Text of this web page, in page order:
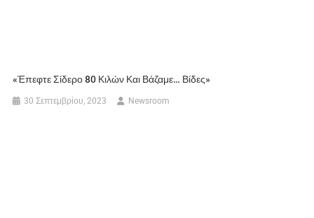
«Έπεφτε Σίδερο 80 Κιλών Και Βάζαμε… Βίδες»
30 Σεπτεμβρίου, 2023 Newsroom